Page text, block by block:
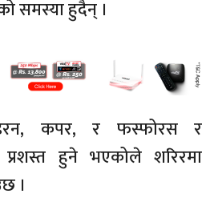
समस्या हुदैन् ।
कपर, र फस्फोरस र
प्रशस्त हुने भएकोले शरिरमा
।